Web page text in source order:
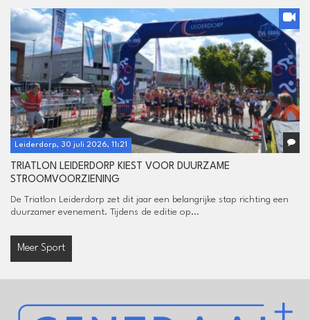
Leiderdorp, 30 juli 2026, 11:21
TRIATLON LEIDERDORP KIEST VOOR DUURZAME
STROOMVOORZIENING
De Triatlon Leiderdorp zet dit jaar een belangrijke stap richting een
duurzamer evenement. Tijdens de editie op...
Meer Sport